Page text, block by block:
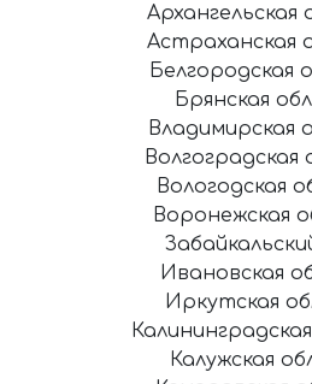
Архангельская
Астраханская
Белгородская
Брянская
Владимирская
Волгоградская
Вологодская
Воронежская
Ивановская
Иркутская
Калужская